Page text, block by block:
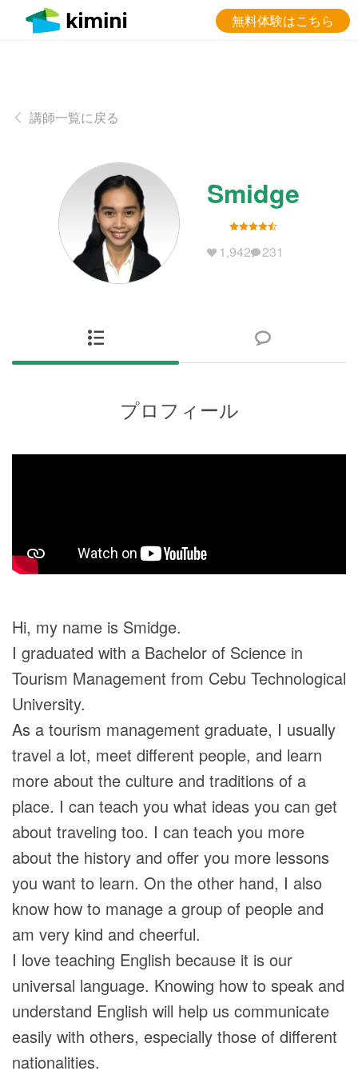
無料体験はこちら
講師一覧に戻る
Smidge
1,942 231
プロフィール
Hi, my name is Smidge.
I graduated with a Bachelor of Science in
Tourism Management from Cebu Technological
University.
As a tourism management graduate, I usually
travel a lot, meet different people, and learn
more about the culture and traditions of a
place. I can teach you what ideas you can get
about traveling too. I can teach you more
about the history and offer you more lessons
you want to learn. On the other hand, I also
know how to manage a group of people and
am very kind and cheerful.
I love teaching English because it is our
universal language. Knowing how to speak and
understand English will help us communicate
easily with others, especially those of different
nationalities.